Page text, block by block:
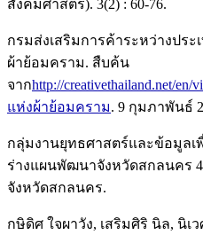
สังคมศาสตร์). 3(2) : 60-76.
กรมส่งเสริมการค้าระหว่างประ
ผ้าย้อมคราม. สืบค้น
จากhttp://creativethailand.net/
แห่งผ้าย้อมคราม. 9 กุมภาพันธ์
กลุ่มงานยุทธศาสตร์และข้อมูลเ
ร่างแผนพัฒนาจังหวัดสกลนคร 4
จังหวัดสกลนคร.
กษิดิศ ใจผาวัง, เสริมศิริ นิล, นิ